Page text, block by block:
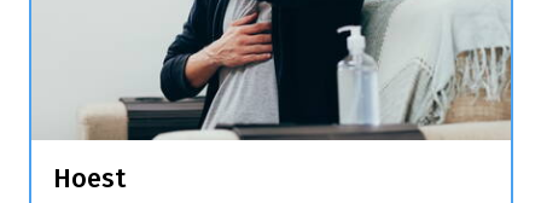
Hoest